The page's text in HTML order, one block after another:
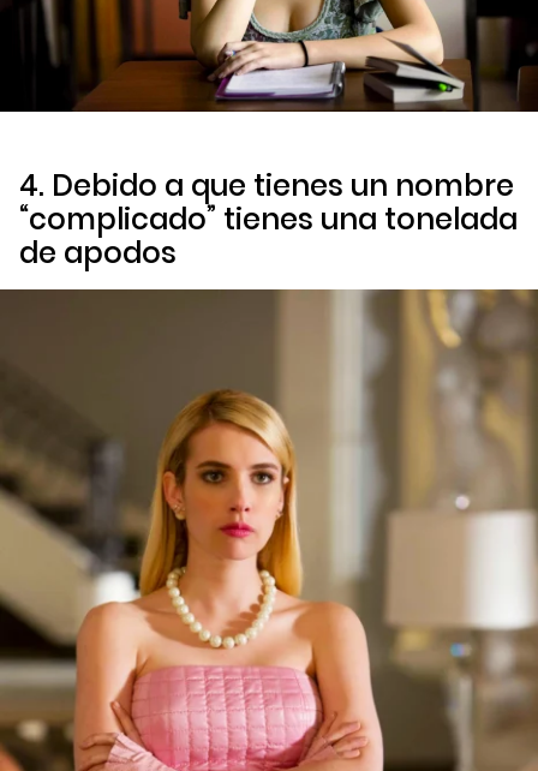
4. Debido a que tienes un nombre
“complicado” tienes una tonelada
de apodos